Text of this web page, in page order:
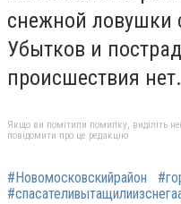
снежной
Убытков и
происшествия нет.
Якщо ви помітили помилку, виділіть
повідомити про це редакцію
#Новомосковскийрайон